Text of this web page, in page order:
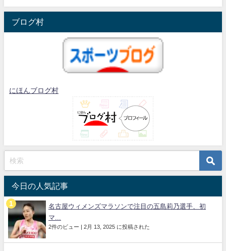
ブログ村
にほんブログ村
今日の人気記事
名古屋ウィメンズマラソンで注目の五島莉乃選手、初
マ...
2件のビュー | 2月 13, 2025 に投稿された